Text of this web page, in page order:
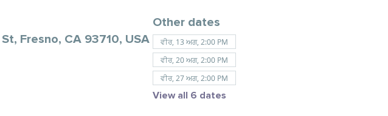
Fresno, CA 93710, USA
Other dates
ਵੀਰ, 13 ਅਗ, 2:00 PM
ਵੀਰ, 20 ਅਗ, 2:00 PM
ਵੀਰ, 27 ਅਗ, 2:00 PM
View all 6 dates